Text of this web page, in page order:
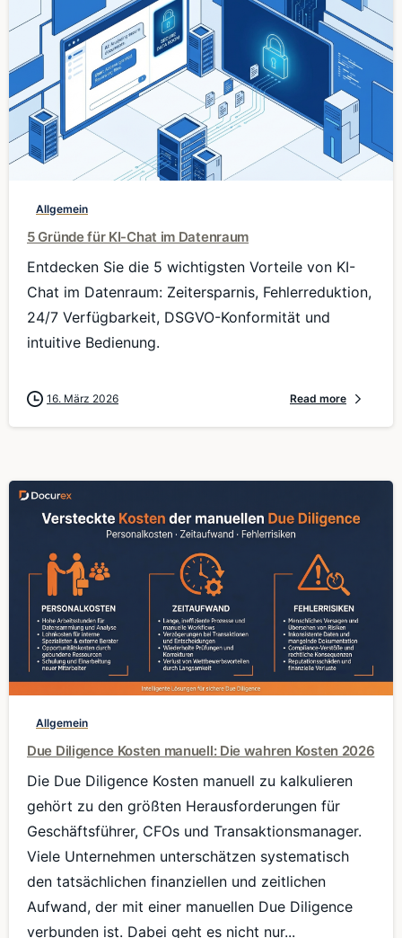
0
Allgemein
5 Gründe für KI-Chat im Datenraum
Entdecken Sie die 5 wichtigsten Vorteile von KI-
Chat im Datenraum: Zeitersparnis, Fehlerreduktion,
24/7 Verfügbarkeit, DSGVO-Konformität und
intuitive Bedienung.
16. März 2026 Read more
Allgemein
Due Diligence Kosten manuell: Die wahren Kosten 2026
Die Due Diligence Kosten manuell zu kalkulieren
gehört zu den größten Herausforderungen für
Geschäftsführer, CFOs und Transaktionsmanager.
Viele Unternehmen unterschätzen systematisch
den tatsächlichen finanziellen und zeitlichen
Aufwand, der mit einer manuellen Due Diligence
verbunden ist. Dabei geht es nicht nur...